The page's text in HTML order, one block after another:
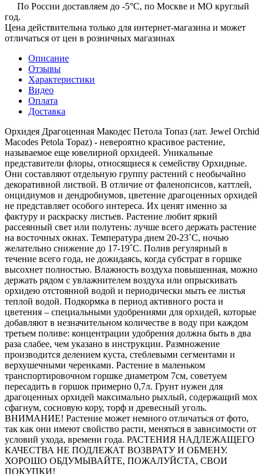
По России доставляем до -5°C, по Москве и МО круглый
год.
Цена действительна только для интернет-магазина и может
отличаться от цен в розничных магазинах
Описание
Отзывы
Характеристики
Видео
Оплата
Доставка
Орхидея Драгоценная Макодес Петола Топаз (лат. Jewel Orchid
Macodes Petola Topaz) - невероятно красивое растение,
называемое еще ювелирной орхидеей. Уникальные
представители флоры, относящиеся к семейству Орхидные.
Они составляют отдельную группу растений с необычайно
декоративной листвой. В отличие от фаленопсисов, каттлей,
онцидиумов и дендробиумов, цветение драгоценных орхидей
не представляет особого интереса. Их ценят именно за
фактуру и раскраску листьев. Растение любит яркий
рассеянный свет или полутень: лучше всего держать растение
на восточных окнах. Температура днем 20-23˚C, ночью
желательно снижение до 17-19˚C. Полив регулярный в
течение всего года, не дожидаясь, когда субстрат в горшке
высохнет полностью. Влажность воздуха повышенная, можно
держать рядом с увлажнителем воздуха или опрыскивать
орхидею отстоянной водой и периодически мыть ее листья
теплой водой. Подкормка в период активного роста и
цветения – специальными удобрениями для орхидей, которые
добавляют в незначительном количестве в воду при каждом
третьем поливе: концентрации удобрения должна быть в два
раза слабее, чем указано в инструкции. Размножение
производится делением куста, стеблевыми сегментами и
верхушечными черенками. Растение в маленьком
транспортировочном горшке диаметром 7см, советуем
пересадить в горшок примерно 0,7л. Грунт нужен для
драгоценных орхидей максимально рыхлый, содержащий мох
сфагнум, сосновую кору, торф и древесный уголь.
ВНИМАНИЕ! Растение может немного отличаться от фото,
так как они имеют свойство расти, меняться в зависимости от
условий ухода, времени года. РАСТЕНИЯ НАДЛЕЖАЩЕГО
КАЧЕСТВА НЕ ПОДЛЕЖАТ ВОЗВРАТУ И ОБМЕНУ.
ХОРОШО ОБДУМЫВАЙТЕ, ПОЖАЛУЙСТА, СВОИ
ПОКУПКИ!